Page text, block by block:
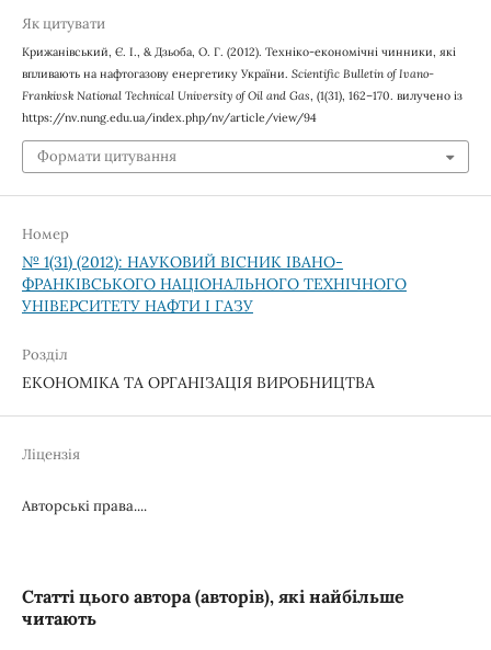
Як цитувати
Крижанівський, Є. І., & Дзьоба, О. Г. (2012). Техніко-економічні чинники, які
впливають на нафтогазову енергетику України. Scientific Bulletin of Ivano-
Frankivsk National Technical University of Oil and Gas, (1(31), 162–170. вилучено із
https://nv.nung.edu.ua/index.php/nv/article/view/94
Формати цитування
Номер
№ 1(31) (2012): НАУКОВИЙ ВІСНИК ІВАНО-
ФРАНКІВСЬКОГО НАЦІОНАЛЬНОГО ТЕХНІЧНОГО
УНІВЕРСИТЕТУ НАФТИ І ГАЗУ
Розділ
ЕКОНОМІКА ТА ОРГАНІЗАЦІЯ ВИРОБНИЦТВА
Ліцензія
Авторські права....
Статті цього автора (авторів), які найбільше
читають